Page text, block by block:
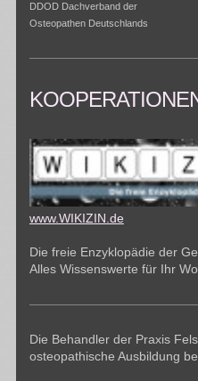
DDOD Dachverband der
Osteopathen Deutschlands
www.WIKIZIN.de
Die freie Enzyklopädie der
Alles Wissenswerte für Ihr
Die Behandler der Praxis
osteopathische Ausbildung